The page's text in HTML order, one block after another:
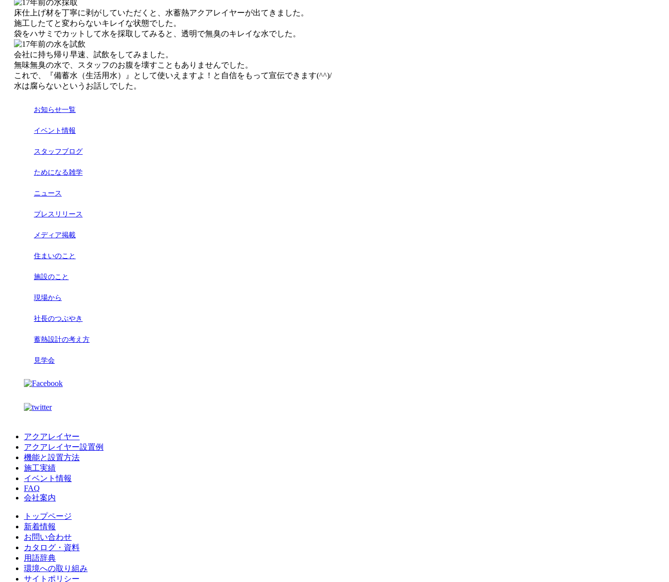
床仕上げ材を丁寧に剥がしていただくと、水蓄熱アクアレイヤーが出てきました。
施工したてと変わらないキレイな状態でした。
袋をハサミでカットして水を採取してみると、透明で無臭のキレイな水でした。
会社に持ち帰り早速、試飲をしてみました。
無味無臭の水で、スタッフのお腹を壊すこともありませんでした。
これで、『備蓄水（生活用水）』として使いえますよ！と自信をもって宣伝できます(^^)/
水は腐らないというお話しでした。
お知らせ一覧
イベント情報
スタッフブログ
ためになる雑学
ニュース
プレスリリース
メディア掲載
住まいのこと
施設のこと
現場から
社長のつぶやき
蓄熱設計の考え方
見学会
アクアレイヤー
アクアレイヤー設置例
機能と設置方法
施工実績
イベント情報
FAQ
会社案内
トップページ
新着情報
お問い合わせ
カタログ・資料
用語辞典
環境への取り組み
サイトポリシー